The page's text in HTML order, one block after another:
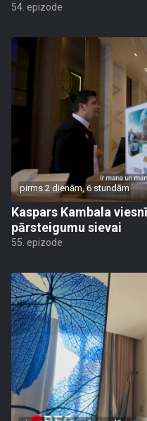
54. epizode
pirms 2 dienām, 6 stundām
Kaspars Kambala
pārsteigumu sievai
55. epizode